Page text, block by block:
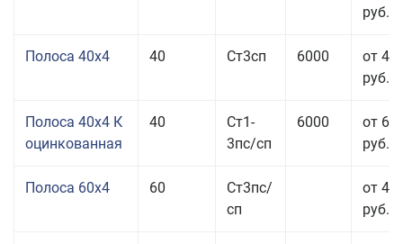
руб.
Полоса 40x4 40 Ст3сп 6000
от 43
руб.
Полоса 40x4 К
оцинкованная
40
Ст1-
3пс/сп
6000
от 68
руб.
Полоса 60x4 60
Ст3пс/
сп
от 43
руб.